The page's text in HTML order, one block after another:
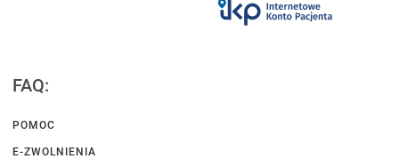
FAQ:
POMOC
E-ZWOLNIENIA